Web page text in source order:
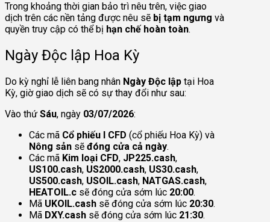
Trong khoảng thời gian bảo trì nêu trên, việc giao
dịch trên các nền tảng được nêu sẽ bị tạm ngưng và
quyền truy cập có thể bị hạn chế hoàn toàn.
Ngày Độc lập Hoa Kỳ
Do kỳ nghỉ lễ liên bang nhân Ngày Độc lập tại Hoa
Kỳ, giờ giao dịch sẽ có sự thay đổi như sau:
Vào thứ Sáu, ngày 03/07/2026:
Các mã Cổ phiếu I CFD (cổ phiếu Hoa Kỳ) và
Nông sản sẽ đóng cửa cả ngày.
Các mã Kim loại CFD, JP225.cash,
US100.cash, US2000.cash, US30.cash,
US500.cash, USOIL.cash, NATGAS.cash,
HEATOIL.c sẽ đóng cửa sớm lúc 20:00.
Mã UKOIL.cash sẽ đóng cửa sớm lúc 20:30.
Mã DXY.cash sẽ đóng cửa sớm lúc 21:30.